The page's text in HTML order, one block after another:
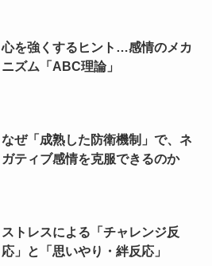
心を強くするヒント…感情のメカ
ニズム「ABC理論」
なぜ「成熟した防衛機制」で、ネ
ガティブ感情を克服できるのか
ストレスによる「チャレンジ反
応」と「思いやり・絆反応」